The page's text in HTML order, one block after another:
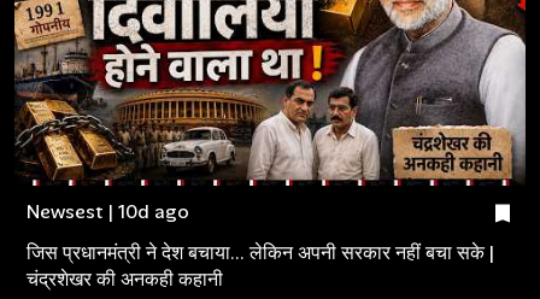
Newsest | 10d ago
जिस प्रधानमंत्री ने देश बचाया... लेकिन अपनी सरकार नहीं बचा सके |
चंद्रशेखर की अनकही कहानी